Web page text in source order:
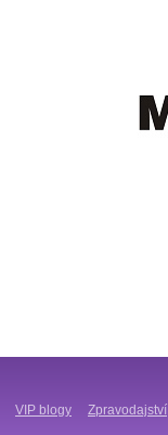
VIP blogy Zpravodajství